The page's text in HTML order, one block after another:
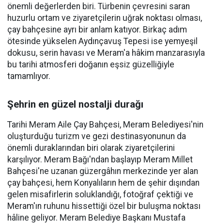
önemli değerlerden biri. Türbenin çevresini saran
huzurlu ortam ve ziyaretçilerin uğrak noktası olması,
çay bahçesine ayrı bir anlam katıyor. Birkaç adım
ötesinde yükselen Aydınçavuş Tepesi ise yemyeşil
dokusu, serin havası ve Meram'a hâkim manzarasıyla
bu tarihi atmosferi doğanın eşsiz güzelliğiyle
tamamlıyor.
Şehrin en güzel nostalji durağı
Tarihi Meram Aile Çay Bahçesi, Meram Belediyesi'nin
oluşturduğu turizm ve gezi destinasyonunun da
önemli duraklarından biri olarak ziyaretçilerini
karşılıyor. Meram Bağı'ndan başlayıp Meram Millet
Bahçesi'ne uzanan güzergâhın merkezinde yer alan
çay bahçesi, hem Konyalıların hem de şehir dışından
gelen misafirlerin soluklandığı, fotoğraf çektiği ve
Meram'ın ruhunu hissettiği özel bir buluşma noktası
hâline geliyor. Meram Belediye Başkanı Mustafa